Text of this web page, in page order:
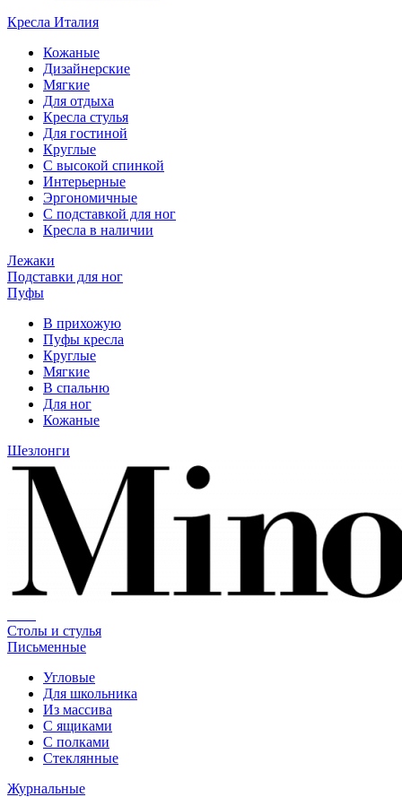
Кресла Италия
Кожаные
Дизайнерские
Мягкие
Для отдыха
Кресла стулья
Для гостиной
Круглые
С высокой спинкой
Интерьерные
Эргономичные
С подставкой для ног
Кресла в наличии
Лежаки
Подставки для ног
Пуфы
В прихожую
Пуфы кресла
Круглые
Мягкие
В спальню
Для ног
Кожаные
Шезлонги
Столы и стулья
Письменные
Угловые
Для школьника
Из массива
С ящиками
С полками
Стеклянные
Журнальные